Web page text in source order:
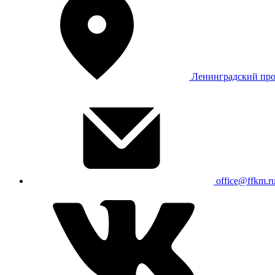
Ленинградский
office@ffkm.ru